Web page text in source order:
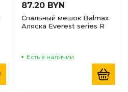
87.20 BYN
Спальный мешок Balmax
Аляска Everest series R
Есть в наличии